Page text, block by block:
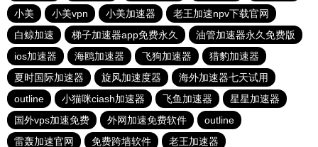
小美
小美vpn 小美加速器
老王加速npv下载官网
白鲸加速
梯子加速器app免费永久
油管加速器永久免费版
ios加速器
海鸥加速器 飞狗加速器
猎豹加速器
夏时国际加速器
旋风加速度器
海外加速器七天试用
outline
小猫咪ciash加速器 飞鱼加速器
星星加速器
国外vps加速免费
外网加速免费软件
outline
雷轰加速官网
免费跨墙软件 老王加速器